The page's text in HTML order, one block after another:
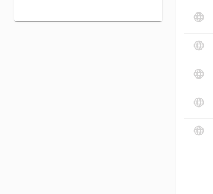
Сайт
и
сети